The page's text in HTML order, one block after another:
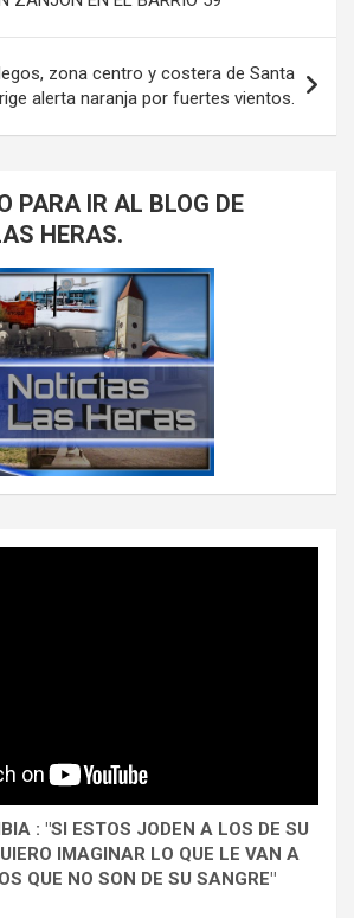
zona centro y costera de Santa
alerta naranja por fuertes vientos.
PARA IR AL BLOG DE
HERAS.
: "SI ESTOS JODEN A LOS DE SU
IMAGINAR LO QUE LE VAN A
QUE NO SON DE SU SANGRE"